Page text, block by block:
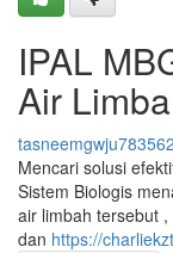
IPAL
Air
tasneemgwju783562
Mencari solusi
Sistem Biologis
air limbah tersebut
dan https://